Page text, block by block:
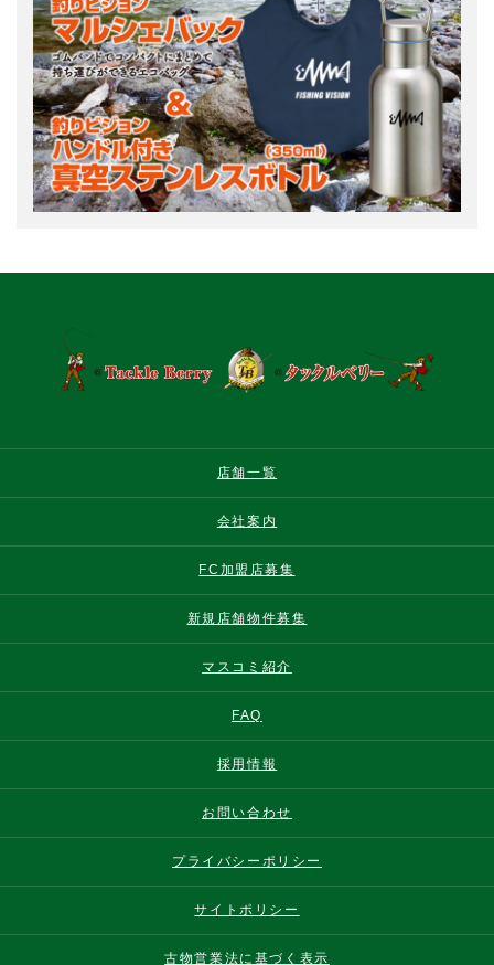
店舗一覧
会社案内
FC加盟店募集
新規店舗物件募集
マスコミ紹介
FAQ
採用情報
お問い合わせ
プライバシーポリシー
サイトポリシー
古物営業法に基づく表示